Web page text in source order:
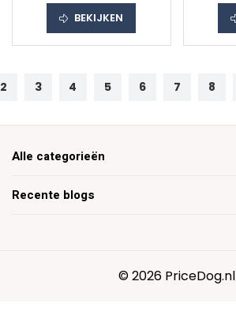
BEKIJKEN
2 3 4 5 6 7 8
Recente blogs
Alle categorieën
© 2026 PriceDog.nl